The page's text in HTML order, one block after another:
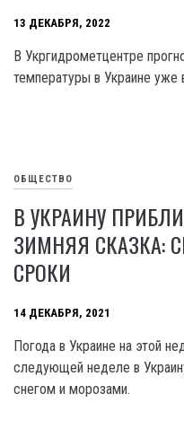
13 ДЕКАБРЯ, 2022
В Укргидрометцентре
температуры в Украине уже
ОБЩЕСТВО
В УКРАИНУ
ЗИМНЯЯ СКАЗКА:
СРОКИ
14 ДЕКАБРЯ, 2021
Погода в Украине на этой
следующей неделе в
снегом и морозами.